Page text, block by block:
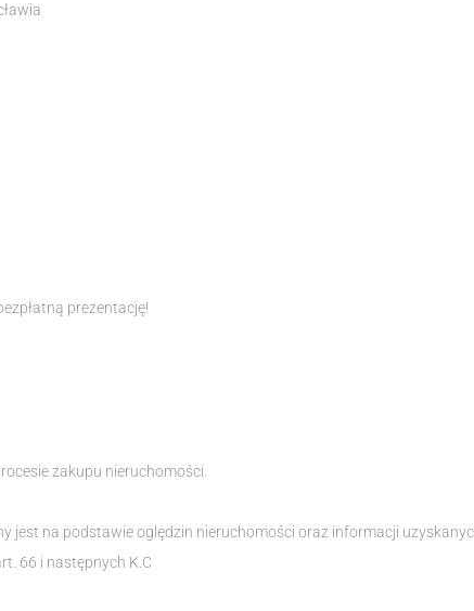
prezentację!
zakupu nieruchomości.
jest na podstawie oględzin nieruchomości oraz informacji
66 i następnych K.C